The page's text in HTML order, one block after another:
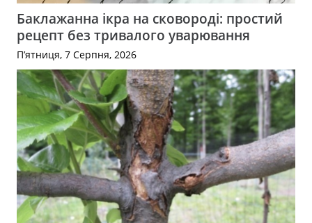
Баклажанна ікра на сковороді: простий
рецепт без тривалого уварювання
П’ятниця, 7 Серпня, 2026